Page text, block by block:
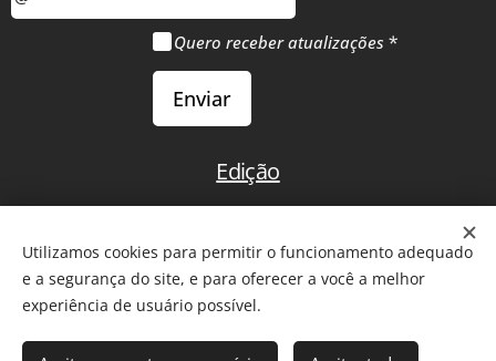
Quero receber atualizações
Enviar
Edição
2011-2026 - Todos os direitos reservados. Reprodução de
Utilizamos cookies para permitir o funcionamento adequado
e a segurança do site, e para oferecer a você a melhor
experiência de usuário possível.